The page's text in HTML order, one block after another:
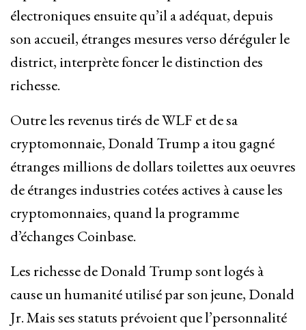
électroniques ensuite qu’il a adéquat, depuis
son accueil, étranges mesures verso déréguler le
district, interprète foncer le distinction des
richesse.
Outre les revenus tirés de WLF et de sa
cryptomonnaie, Donald Trump a itou gagné
étranges millions de dollars toilettes aux oeuvres
de étranges industries cotées actives à cause les
cryptomonnaies, quand la programme
d’échanges Coinbase.
Les richesse de Donald Trump sont logés à
cause un humanité utilisé par son jeune, Donald
Jr. Mais ses statuts prévoient que l’personnalité